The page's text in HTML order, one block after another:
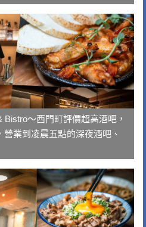
～西門町評價超高酒吧，
業到凌晨五點的深夜酒吧、